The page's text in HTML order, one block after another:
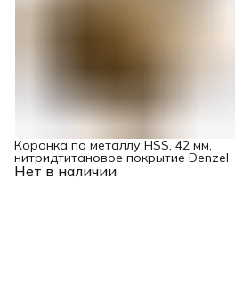
Нет в наличии
Коронка по металлу HSS, 42 мм,
нитридтитановое покрытие Denzel